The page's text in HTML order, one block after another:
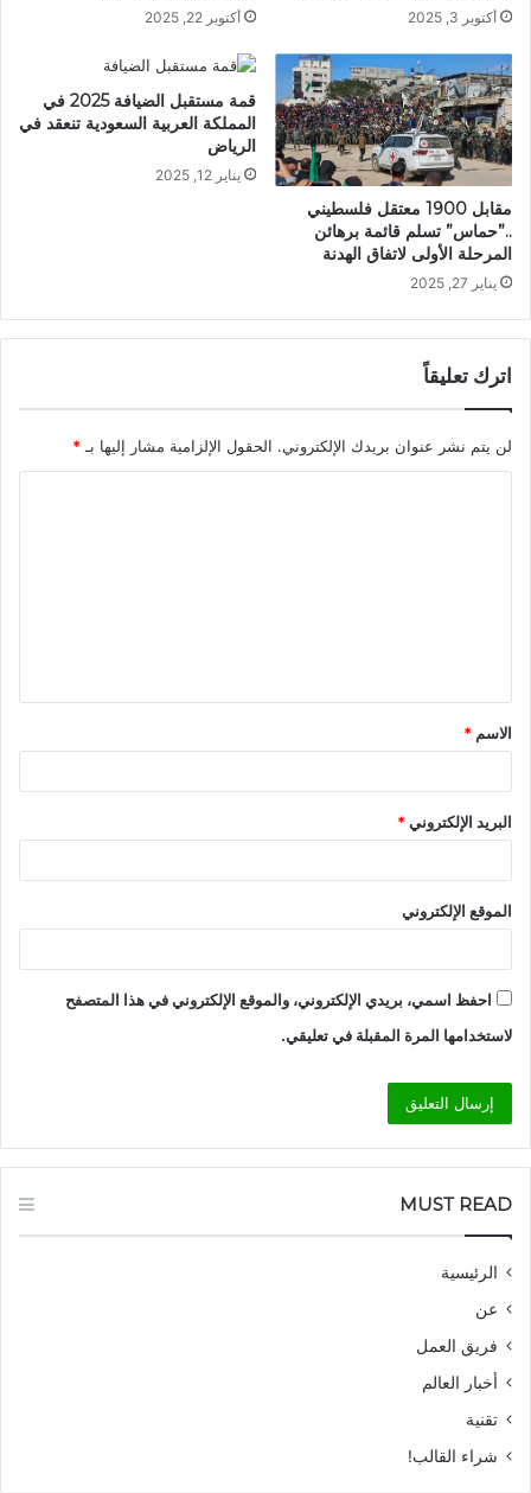
أكتوبر 3, 2025 أكتوبر 22, 2025
مقابل 1900 معتقل فلسطيني
..”حماس” تسلم قائمة برهائن
المرحلة الأولى لاتفاق الهدنة
يناير 27, 2025
قمة مستقبل الضيافة 2025 في
المملكة العربية السعودية تنعقد في
الرياض
يناير 12, 2025
اترك تعليقاً
لن يتم نشر عنوان بريدك الإلكتروني. الحقول الإلزامية مشار إليها بـ *
ق
*
الاسم *
البريد الإلكتروني*
الموقع الإلكتروني
احفظ اسمي، بريدي الإلكتروني، والموقع الإلكتروني في هذا المتصفح
لاستخدامها المرة المقبلة في تعليقي.
MUST READ
الرئيسية
عن
فريق العمل
أخبار العالم
تقنية
شراء القالب!